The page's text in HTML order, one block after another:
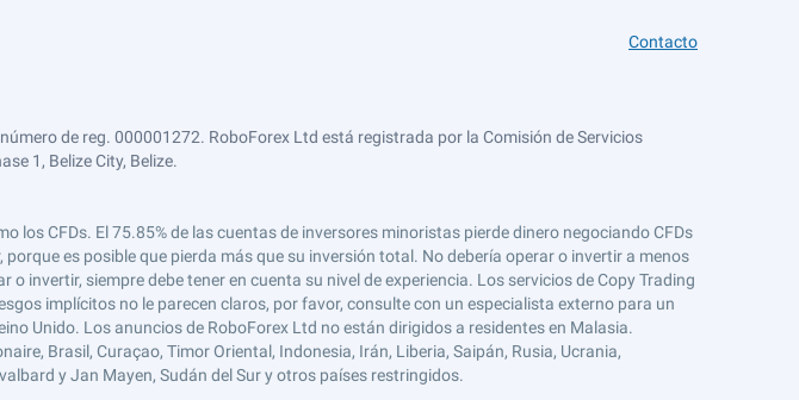
Contacto
de reg. 000001272. RoboForex Ltd está registrada por la Comisión de Servicios
1, Belize City, Belize.
los CFDs. El 75.85% de las cuentas de inversores minoristas pierde dinero negociando CFDs
es posible que pierda más que su inversión total. No debería operar o invertir a menos
invertir, siempre debe tener en cuenta su nivel de experiencia. Los servicios de Copy Trading
implícitos no le parecen claros, por favor, consulte con un especialista externo para un
Unido. Los anuncios de RoboForex Ltd no están dirigidos a residentes en Malasia.
Brasil, Curaçao, Timor Oriental, Indonesia, Irán, Liberia, Saipán, Rusia, Ucrania,
y Jan Mayen, Sudán del Sur y otros países restringidos.